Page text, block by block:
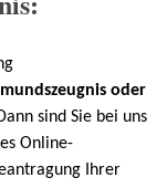
oder
sind Sie bei uns
Online-
Ihrer